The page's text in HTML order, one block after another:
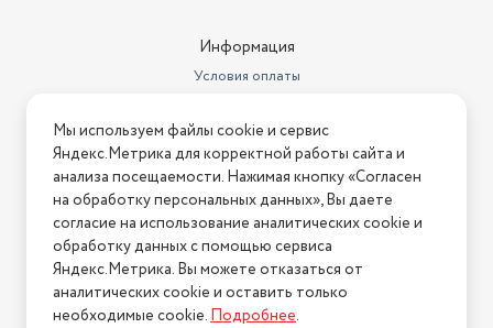
Информация
Условия оплаты
Условия возврата
Нашли ошибку на сайте? Напишите нам
2026 © Интернет-магазин "АстМаркет". У нас есть всё!
Политика конфиденциальности
Мы используем файлы cookie и сервис
Яндекс.Метрика для корректной работы сайта и
анализа посещаемости. Нажимая кнопку «Согласен
на обработку персональных данных», Вы даете
согласие на использование аналитических cookie и
обработку данных с помощью сервиса
Яндекс.Метрика. Вы можете отказаться от
аналитических cookie и оставить только
необходимые cookie.Подробнее.